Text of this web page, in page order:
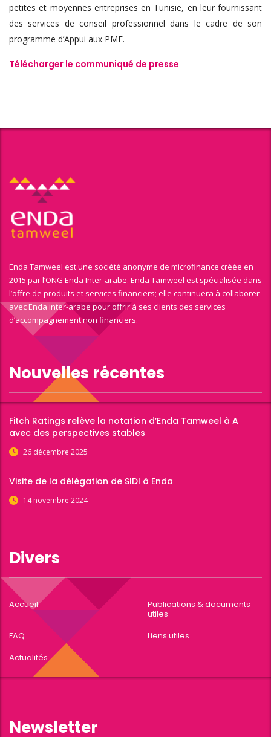
petites et moyennes entreprises en Tunisie, en leur fournissant
des services de conseil professionnel dans le cadre de son
programme d’Appui aux PME.
Télécharger le communiqué de presse
Enda Tamweel est une société anonyme de microfinance créée en
2015 par l’ONG Enda Inter-arabe. Enda Tamweel est spécialisée dans
l’offre de produits et services financiers; elle continuera à collaborer
avec Enda inter-arabe pour offrir à ses clients des services
d’accompagnement non financiers.
Nouvelles récentes
Fitch Ratings relève la notation d’Enda Tamweel à A
avec des perspectives stables
26 décembre 2025
Visite de la délégation de SIDI à Enda
14 novembre 2024
Divers
Accueil
Publications & documents
utiles
FAQ
Liens utiles
Actualités
Newsletter